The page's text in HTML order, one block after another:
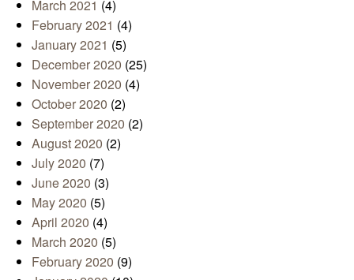
March 2021 (4)
February 2021 (4)
January 2021 (5)
December 2020 (25)
November 2020 (4)
October 2020 (2)
September 2020 (2)
August 2020 (2)
July 2020 (7)
June 2020 (3)
May 2020 (5)
April 2020 (4)
March 2020 (5)
February 2020 (9)